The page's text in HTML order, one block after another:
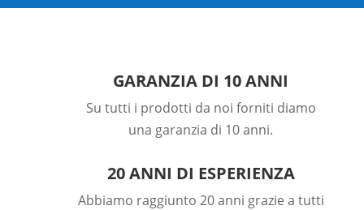
GARANZIA DI 10 ANNI
Su tutti i prodotti da noi forniti diamo
una garanzia di 10 anni.
20 ANNI DI ESPERIENZA
Abbiamo raggiunto 20 anni grazie a tutti